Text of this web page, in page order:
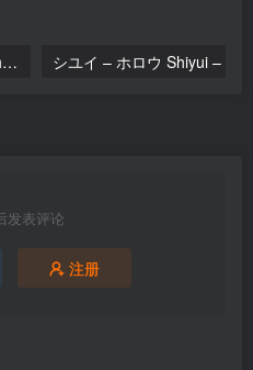
TrySail Second Live Tour “The Travels Of Trysail” 2018 1080p Hi10P flac《BDrip MKV 20.7G》
发表评论
注册